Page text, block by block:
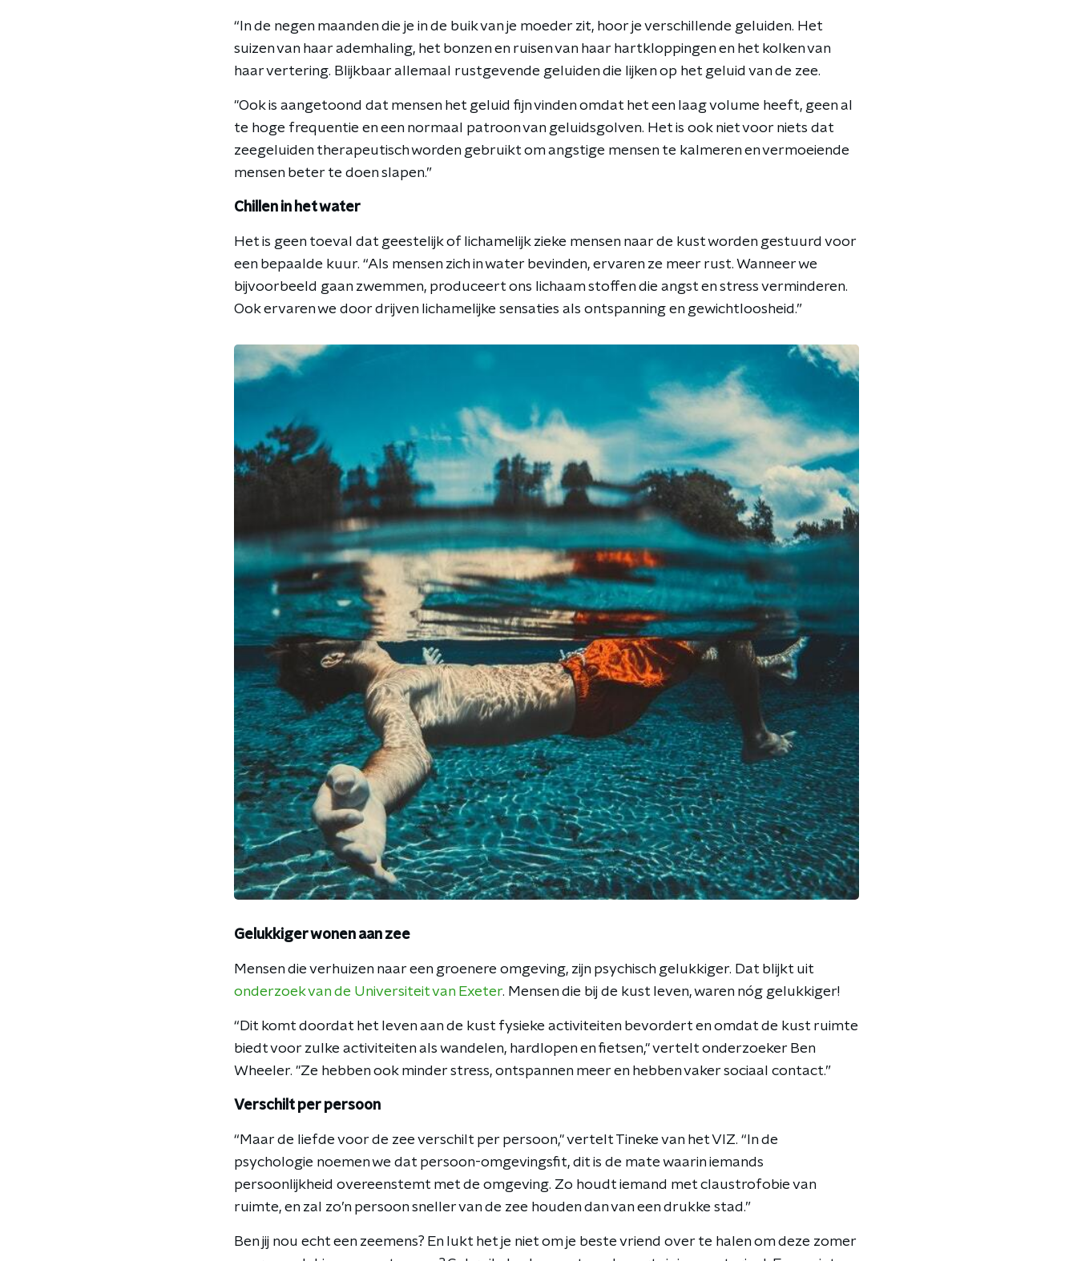
“In de negen maanden die je in de buik van je moeder zit, hoor je verschillende geluiden. Het
suizen van haar ademhaling, het bonzen en ruisen van haar hartkloppingen en het kolken van
haar vertering. Blijkbaar allemaal rustgevende geluiden die lijken op het geluid van de zee.
"Ook is aangetoond dat mensen het geluid fijn vinden omdat het een laag volume heeft, geen al
te hoge frequentie en een normaal patroon van geluidsgolven. Het is ook niet voor niets dat
zeegeluiden therapeutisch worden gebruikt om angstige mensen te kalmeren en vermoeiende
mensen beter te doen slapen.”
Chillen in het water
Het is geen toeval dat geestelijk of lichamelijk zieke mensen naar de kust worden gestuurd voor
een bepaalde kuur. “Als mensen zich in water bevinden, ervaren ze meer rust. Wanneer we
bijvoorbeeld gaan zwemmen, produceert ons lichaam stoffen die angst en stress verminderen.
Ook ervaren we door drijven lichamelijke sensaties als ontspanning en gewichtloosheid.”
Gelukkiger wonen aan zee
Mensen die verhuizen naar een groenere omgeving, zijn psychisch gelukkiger. Dat blijkt uit
onderzoek van de Universiteit van Exeter. Mensen die bij de kust leven, waren nóg gelukkiger!
“Dit komt doordat het leven aan de kust fysieke activiteiten bevordert en omdat de kust ruimte
biedt voor zulke activiteiten als wandelen, hardlopen en fietsen," vertelt onderzoeker Ben
Wheeler. "Ze hebben ook minder stress, ontspannen meer en hebben vaker sociaal contact.”
Verschilt per persoon
“Maar de liefde voor de zee verschilt per persoon," vertelt Tineke van het VIZ. “In de
psychologie noemen we dat persoon-omgevingsfit, dit is de mate waarin iemands
persoonlijkheid overeenstemt met de omgeving. Zo houdt iemand met claustrofobie van
ruimte, en zal zo’n persoon sneller van de zee houden dan van een drukke stad.”
Ben jij nou echt een zeemens? En lukt het je niet om je beste vriend over te halen om deze zomer